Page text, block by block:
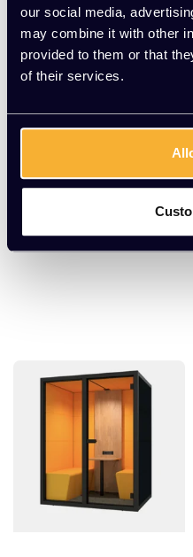
our social media,
may combine it with other
provided to them or that
of their services.
ard